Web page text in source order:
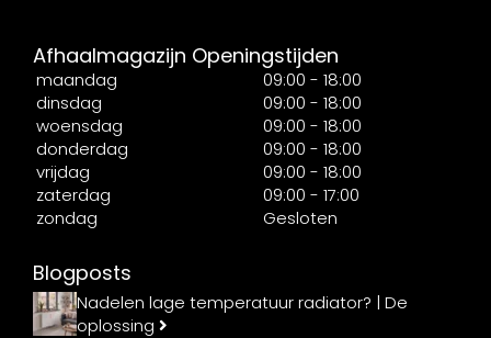
Afhaalmagazijn Openingstijden
maandag
09:00 - 18:00
dinsdag
09:00 - 18:00
woensdag
09:00 - 18:00
donderdag
09:00 - 18:00
vrijdag
09:00 - 18:00
zaterdag
09:00 - 17:00
zondag
Gesloten
Blogposts
Nadelen lage temperatuur radiator? | De
oplossing